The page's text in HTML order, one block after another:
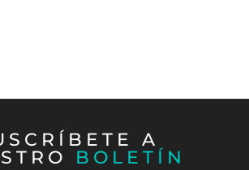
A
BOLETÍN